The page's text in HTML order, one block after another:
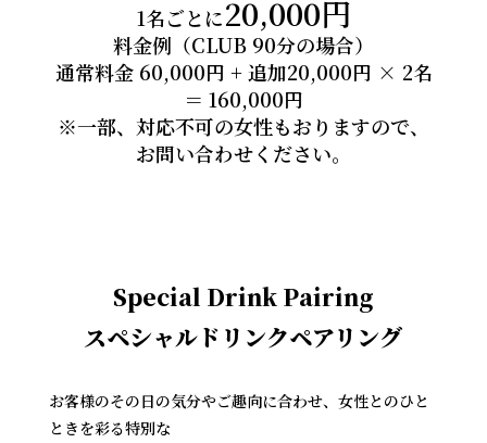
1名ごとに20,000円
料金例（CLUB 90分の場合）
通常料金 60,000円 + 追加20,000円 × 2名
＝ 160,000円
※一部、対応不可の女性もおりますので、
お問い合わせください。
Special Drink Pairing
スペシャルドリンクペアリング
お客様のその日の気分やご趣向に合わせ、女性とのひと
ときを彩る特別な